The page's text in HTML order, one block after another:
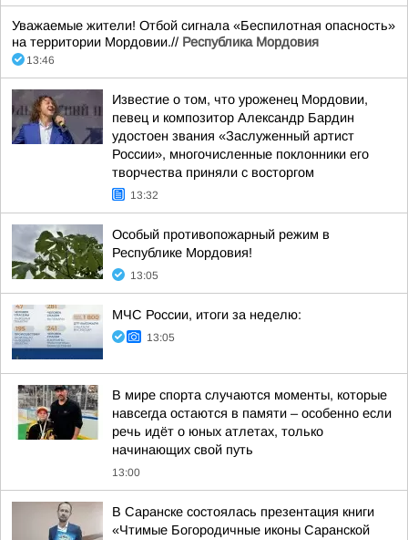
Уважаемые жители! Отбой сигнала «Беспилотная опасность»
на территории Мордовии.// Республика Мордовия
13:46
Известие о том, что уроженец Мордовии,
певец и композитор Александр Бардин
удостоен звания «Заслуженный артист
России», многочисленные поклонники его
творчества приняли с восторгом
13:32
Особый противопожарный режим в
Республике Мордовия!
13:05
МЧС России, итоги за неделю:
13:05
В мире спорта случаются моменты, которые
навсегда остаются в памяти – особенно если
речь идёт о юных атлетах, только
начинающих свой путь
13:00
В Саранске состоялась презентация книги
«Чтимые Богородичные иконы Саранской